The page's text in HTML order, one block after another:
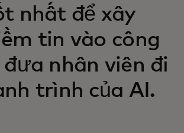
nhất để xây
tin vào công
đưa nhân viên đi
trình của AI.